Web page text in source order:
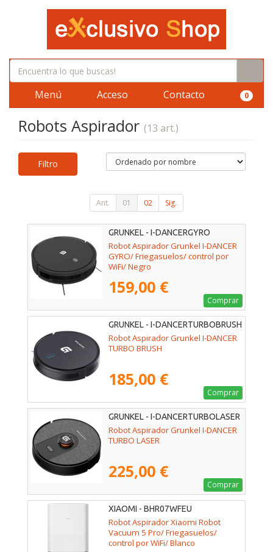
Menú Acceso Contacto 0
Robots Aspirador (13 art.)
Filtro
Ant. 01 02 Sig.
GRUNKEL - I-DANCERGYRO
Robot Aspirador Grunkel I-DANCER
GYRO/ Friegasuelos/ control por
WiFi/ Negro
159,00 €
Comprar
GRUNKEL - I-DANCERTURBOBRUSH
Robot Aspirador Grunkel I-DANCER
TURBO BRUSH
185,00 €
Comprar
GRUNKEL - I-DANCERTURBOLASER
Robot Aspirador Grunkel I-DANCER
TURBO LASER
225,00 €
Comprar
XIAOMI - BHR07WFEU
Robot Aspirador Xiaomi Robot
Vacuum 5 Pro/ Friegasuelos/
control por WiFi/ Blanco